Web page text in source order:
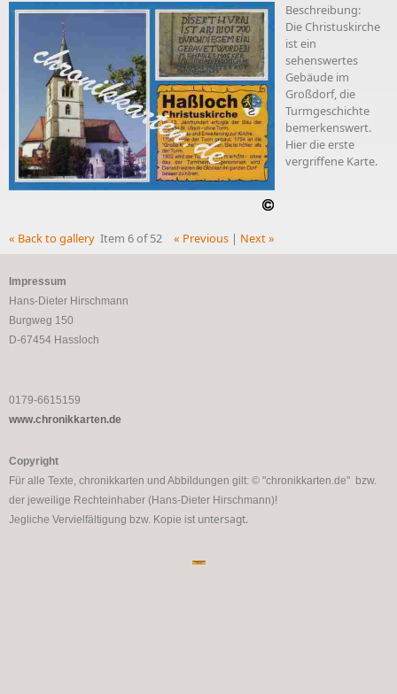
« Back to gallery Item 6 of 52 « Previous| Next »
Beschreibung:
Die Christuskirche
ist ein
sehenswertes
Gebäude im
Großdorf, die
Turmgeschichte
bemerkenswert.
Hier die erste
vergriffene Karte.
Impressum
Hans-Dieter Hirschmann
Burgweg 150
D-67454 Hassloch
0179-6615159
www.chronikkarten.de
Copyright
Für alle Texte, chronikkarten und Abbildungen gilt: © "chronikkarten.de" bzw.
der jeweilige Rechteinhaber (Hans-Dieter Hirschmann)!
Jegliche Vervielfältigung bzw. Kopie ist untersagt.